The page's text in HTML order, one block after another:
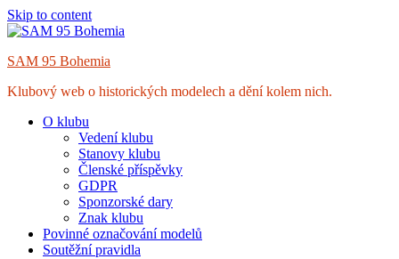
Skip to content
SAM 95 Bohemia
Klubový web o historických modelech a dění kolem nich.
O klubu
Vedení klubu
Stanovy klubu
Členské příspěvky
GDPR
Sponzorské dary
Znak klubu
Povinné označování modelů
Soutěžní pravidla